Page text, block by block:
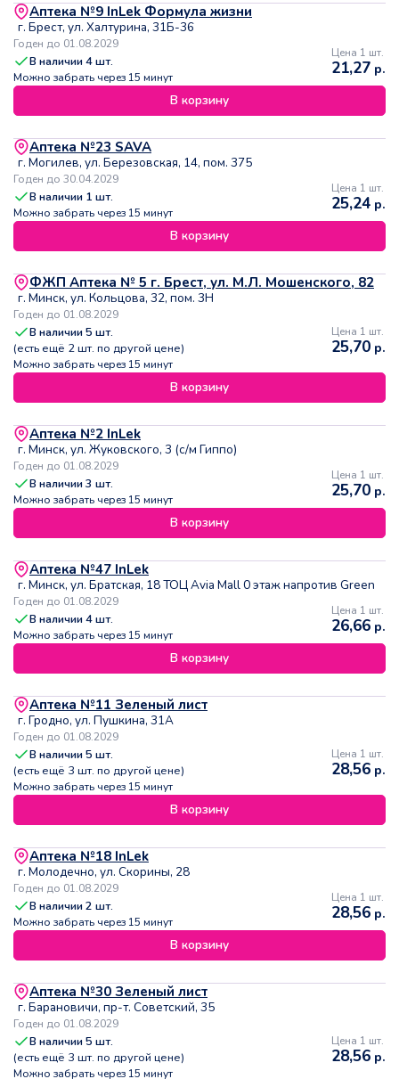
Аптека №9 InLek Формула жизни
г. Брест, ул. Халтурина, 31Б-36
Годен до 01.08.2029
В наличии4шт.
Можно забрать через 15 минут
Цена 1 шт.
21,27 р.
В корзину
Аптека №23 SAVA
г. Могилев, ул. Березовская, 14, пом. 375
Годен до 30.04.2029
В наличии 1 шт.
Можно забрать через 15 минут
Цена 1 шт.
25,24 р.
В корзину
ФЖП Аптека № 5 г. Брест, ул. М.Л. Мошенского, 82
г. Минск, ул. Кольцова, 32, пом. 3Н
Годен до 01.08.2029
В наличии5 шт.
(есть ещё 2шт. по другой цене)
Можно забрать через 15 минут
Цена 1 шт.
25,70 р.
В корзину
Аптека №2 InLek
г. Минск, ул. Жуковского, 3 (с/м Гиппо)
Годен до 01.08.2029
В наличии3 шт.
Можно забрать через 15 минут
Цена 1 шт.
25,70 р.
В корзину
Аптека №47 InLek
г. Минск, ул. Братская, 18 ТОЦ Avia Mall 0 этаж напротив Green
Годен до 01.08.2029
В наличии4шт.
Можно забрать через 15 минут
Цена 1 шт.
26,66 р.
В корзину
Аптека №11 Зеленый лист
г. Гродно, ул. Пушкина, 31А
Годен до 01.08.2029
В наличии5 шт.
(есть ещё 3 шт. по другой цене)
Можно забрать через 15 минут
Цена 1 шт.
28,56 р.
В корзину
Аптека №18 InLek
г. Молодечно, ул. Скорины, 28
Годен до 01.08.2029
В наличии2 шт.
Можно забрать через 15 минут
Цена 1 шт.
28,56 р.
В корзину
Аптека №30 Зеленый лист
г. Барановичи, пр-т. Советский, 35
Годен до 01.08.2029
В наличии5 шт.
(есть ещё 3 шт. по другой цене)
Можно забрать через 15 минут
Цена 1 шт.
28,56 р.